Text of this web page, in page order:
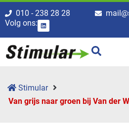
010 - 238 28 28
Volg ons:
Stimular
Van grijs naar groen bij Van der